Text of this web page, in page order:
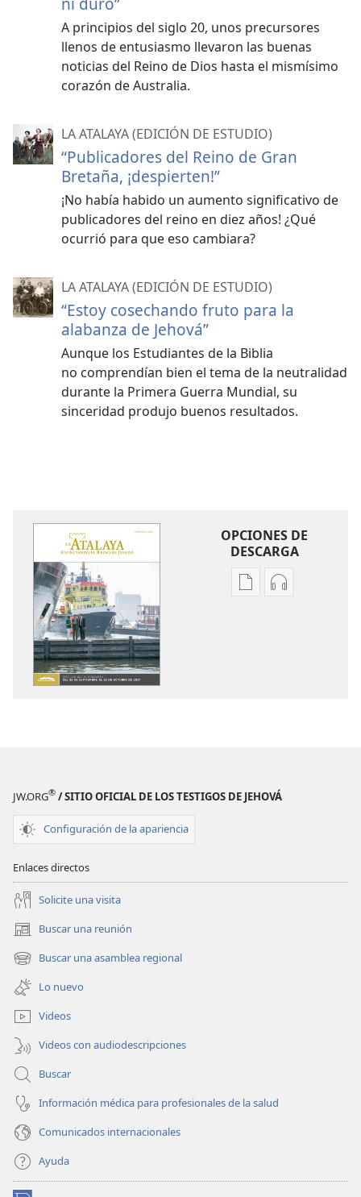
A principios del siglo 20, unos precursores
llenos de entusiasmo llevaron las buenas
noticias del Reino de Dios hasta el mismísimo
corazón de Australia.
LA ATALAYA (EDICIÓN DE ESTUDIO)
“Publicadores del Reino de Gran
Bretaña, ¡despierten!”
¡No había habido un aumento significativo de
publicadores del reino en diez años! ¿Qué
ocurrió para que eso cambiara?
LA ATALAYA (EDICIÓN DE ESTUDIO)
“Estoy cosechando fruto para la
alabanza de Jehová”
Aunque los Estudiantes de la Biblia
no comprendían bien el tema de la neutralidad
durante la Primera Guerra Mundial, su
sinceridad produjo buenos resultados.
OPCIONES DE
DESCARGA
Opciones
de 2017
Opciones
de 2017
JW.ORG® / SITIO OFICIAL DE LOS TESTIGOS DE JEHOVÁ
Configuración de la apariencia
Enlaces directos
Solicite una visita
Buscar una reunión
(abre
una
nueva
ventana)
Buscar una asamblea regional
(abre
una
nueva
ventana)
Lo nuevo
Videos
Videos con audiodescripciones
Buscar
Información médica para profesionales de la salud
Comunicados internacionales
Ayuda